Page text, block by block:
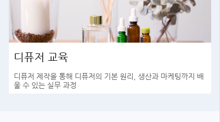
디퓨저 교육
디퓨저 제작을 통해 디퓨저의 기본 원리, 생산과 마케팅까지 배
울 수 있는 실무 과정